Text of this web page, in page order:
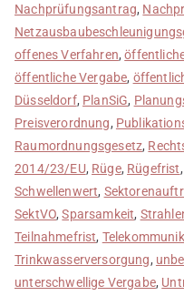
Nachprüfungsantrag,
offenes Verfahren,
öffentliche Vergabe,
Düsseldorf, PlanSiG,
Preisverordnung,
Raumordnungsgesetz,
2014/23/EU, Rüge, Rügefrist,
Schwellenwert,
SektVO,Sparsamkeit,
Teilnahmefrist,
Trinkwasserversorgung,
unterschwellige Vergabe,